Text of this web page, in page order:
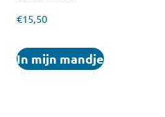
€15,50
In mijn mandje